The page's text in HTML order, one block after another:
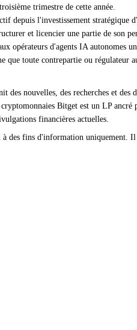
trimestre de cette année.
depuis l'investissement
et licencier une partie de son
d'agents IA autonomes
que toute contrepartie ou régulateur
nouvelles, des recherches et
Bitget est un LP
financières actuelles.
des fins d'information uniquement.